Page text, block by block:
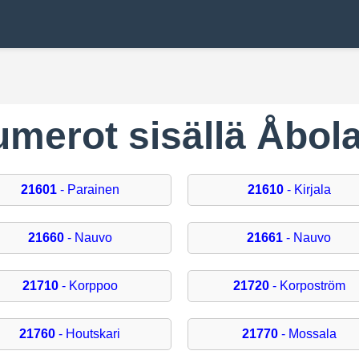
sisällä
21601- Parainen 21610- Kirjala
21660- Nauvo 21661 - Nauvo
21710- Korppoo 21720- Korpoström
21760 - Houtskari 21770- Mossala